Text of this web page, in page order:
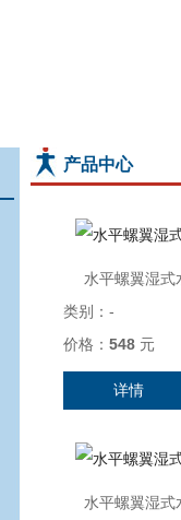
产品中心
水平螺翼湿式
类别： -
价格： 548 元
详情
水平螺翼湿式